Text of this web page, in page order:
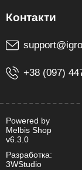
+38 (097)
Powered by
Melbis Shop
v6.3.0